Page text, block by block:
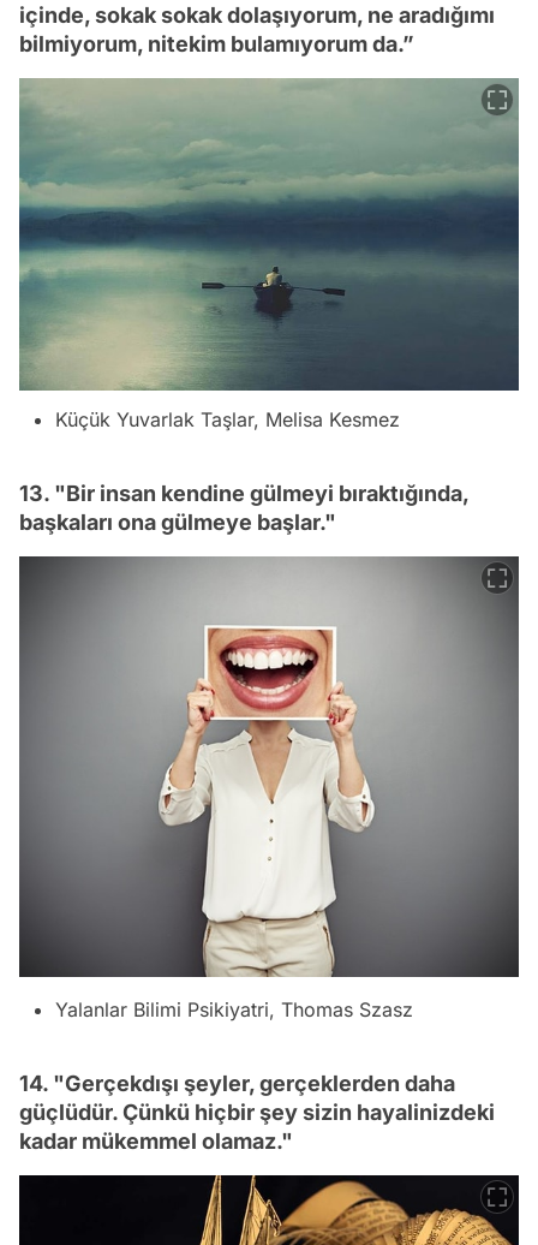
içinde, sokak sokak dolaşıyorum, ne aradığımı
bilmiyorum, nitekim bulamıyorum da.”
Küçük Yuvarlak Taşlar, Melisa Kesmez
13. "Bir insan kendine gülmeyi bıraktığında,
başkaları ona gülmeye başlar."
Yalanlar Bilimi Psikiyatri, Thomas Szasz
14. "Gerçekdışı şeyler, gerçeklerden daha
güçlüdür. Çünkü hiçbir şey sizin hayalinizdeki
kadar mükemmel olamaz."